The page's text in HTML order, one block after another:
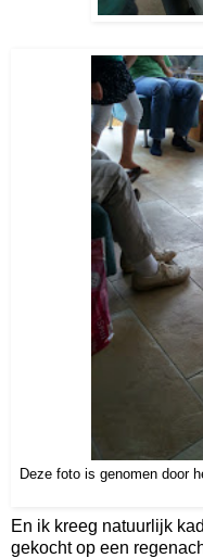
Deze foto is genomen door
En ik kreeg natuurlijk
gekocht op een